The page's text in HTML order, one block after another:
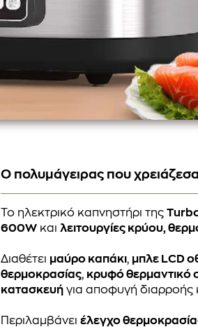
Ο πολυμάγειρας που
Το ηλεκτρικό καπνηστήρι της
600W και λειτουργίες κρύου,
Διαθέτει μαύρο καπάκι, μπλε LCD
θερμοκρασίας, κρυφό θερμαντικό
κατασκευή για αποφυγή διαρροής
Περιλαμβάνειέλεγχο